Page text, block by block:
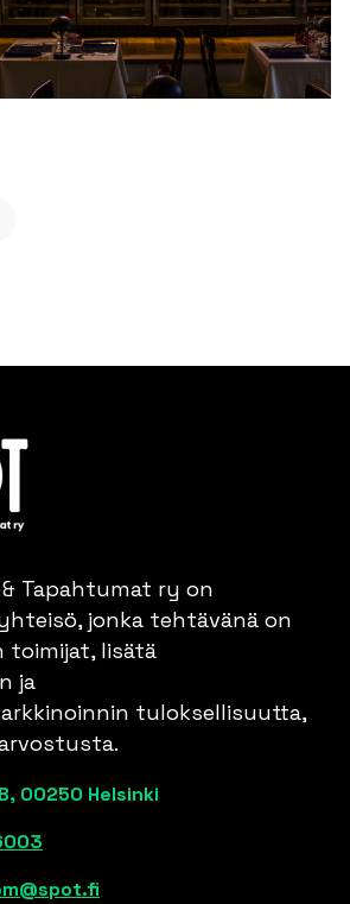
Tapahtumat ry on
jonka tehtävänä on
toimijat, lisätä
ja
tuloksellisuutta,
00250 Helsinki